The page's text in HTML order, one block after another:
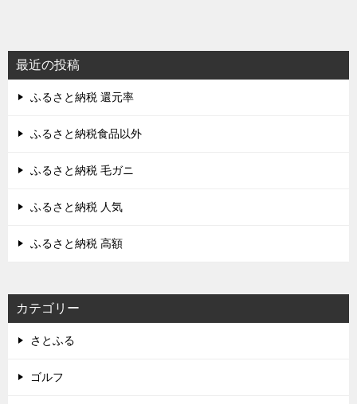
最近の投稿
ふるさと納税 還元率
ふるさと納税食品以外
ふるさと納税 毛ガニ
ふるさと納税 人気
ふるさと納税 高額
カテゴリー
さとふる
ゴルフ